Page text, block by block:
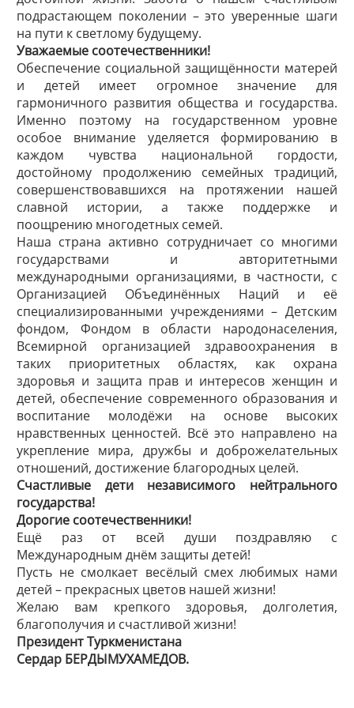
подрастающем поколении – это уверенные шаги
на пути к светлому будущему.
Уважаемые соотечественники!
Обеспечение социальной защищённости матерей
и детей имеет огромное значение для
гармоничного развития общества и государства.
Именно поэтому на государственном уровне
особое внимание уделяется формированию в
каждом чувства национальной гордости,
достойному продолжению семейных традиций,
совершенствовавшихся на протяжении нашей
славной истории, а также поддержке и
поощрению многодетных семей.
Наша страна активно сотрудничает со многими
государствами и авторитетными
международными организациями, в частности, с
Организацией Объединённых Наций и её
специализированными учреждениями – Детским
фондом, Фондом в области народонаселения,
Всемирной организацией здравоохранения в
таких приоритетных областях, как охрана
здоровья и защита прав и интересов женщин и
детей, обес­печение современного образования и
воспитание молодёжи на основе высоких
нравственных ценностей. Всё это направлено на
укрепление мира, дружбы и доброжелательных
отношений, достижение благородных целей.
Счастливые дети независимого нейтрального
государства!
Дорогие соотечественники!
Ещё раз от всей души поздравляю с
Международным днём защиты детей!
Пусть не смолкает весёлый смех любимых нами
детей – прекрасных цветов нашей жизни!
Желаю вам крепкого здоровья, долголетия,
благополучия и счастливой жизни!
Президент Туркменистана
Сердар БЕРДЫМУХАМЕДОВ.